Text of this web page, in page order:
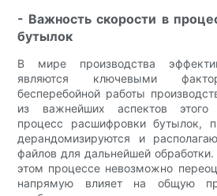
- Важность скорости в
бутылок
В мире производства
являются ключевыми
бесперебойной работы
из важнейших аспектов этого
процесс расшифровки бутылок,
дерандомизируются и
файлов для дальнейшей
этом процессе невозможно
напрямую влияет на общую